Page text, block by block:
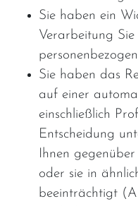
Sie haben ein
Verarbeitung
Sie haben das
auf einer
einschließlich
Entscheidung
Ihnen
oder sie in
beeinträchtigt